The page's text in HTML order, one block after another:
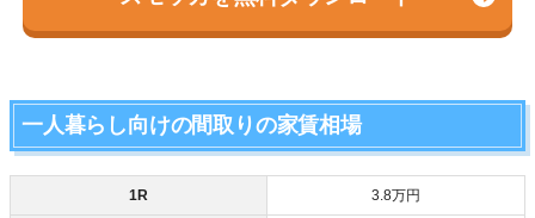
一人暮らし向けの間取りの家賃相場
1R 3.8万円